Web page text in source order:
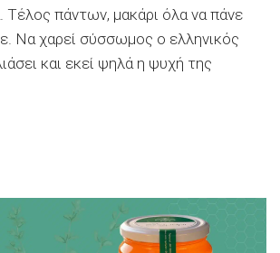
Τέλος πάντων, μακάρι όλα να πάνε
Να χαρεί σύσσωμος ο ελληνικός
και εκεί ψηλά η ψυχή της